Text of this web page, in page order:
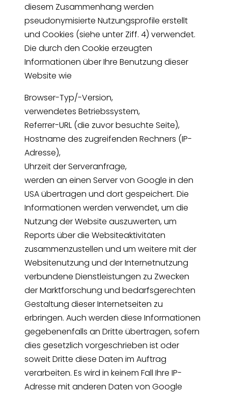
diesem Zusammenhang werden
pseudonymisierte Nutzungsprofile erstellt
und Cookies (siehe unter Ziff. 4) verwendet.
Die durch den Cookie erzeugten
Informationen über Ihre Benutzung dieser
Website wie
Browser-Typ/-Version,
verwendetes Betriebssystem,
Referrer-URL (die zuvor besuchte Seite),
Hostname des zugreifenden Rechners (IP-
Adresse),
Uhrzeit der Serveranfrage,
werden an einen Server von Google in den
USA übertragen und dort gespeichert. Die
Informationen werden verwendet, um die
Nutzung der Website auszuwerten, um
Reports über die Websiteaktivitäten
zusammenzustellen und um weitere mit der
Websitenutzung und der Internetnutzung
verbundene Dienstleistungen zu Zwecken
der Marktforschung und bedarfsgerechten
Gestaltung dieser Internetseiten zu
erbringen. Auch werden diese Informationen
gegebenenfalls an Dritte übertragen, sofern
dies gesetzlich vorgeschrieben ist oder
soweit Dritte diese Daten im Auftrag
verarbeiten. Es wird in keinem Fall Ihre IP-
Adresse mit anderen Daten von Google